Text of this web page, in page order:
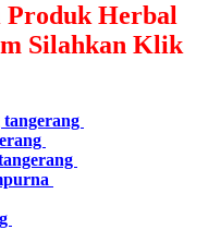
Produk Herbal
Silahkan Klik